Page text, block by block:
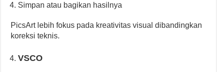
Simpan atau bagikan hasilnya
PicsArt lebih fokus pada kreativitas visual dibandingkan
koreksi teknis.
VSCO